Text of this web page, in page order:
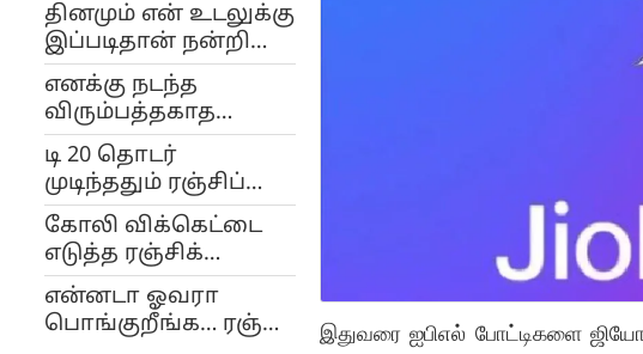
தினமும் என் உடலுக்கு
இப்படிதான் நன்றி
சொல்கிறேன்…
தமன்னா பகிர்ந்த
தகவல்!
எனக்கு நடந்த
விரும்பத்தகாத
சம்பவம்… அழக்கூட
முடியவில்லை-
தமன்னா சோகம்!
டி 20 தொடர்
முடிந்ததும் ரஞ்சிப்
போட்டிக்கு செல்லும்
இந்திய வீரர்கள்!
கோலி விக்கெட்டை
எடுத்த ரஞ்சிக்
கோப்பை பவுலர்
சொன்ன கருத்தால்
கடுப்பான ரசிகர்கள்!
என்னடா ஓவரா
பொங்குறீங்க… ரஞ்சி
இதுவரை ஐபிஎல் போட்டிகளை